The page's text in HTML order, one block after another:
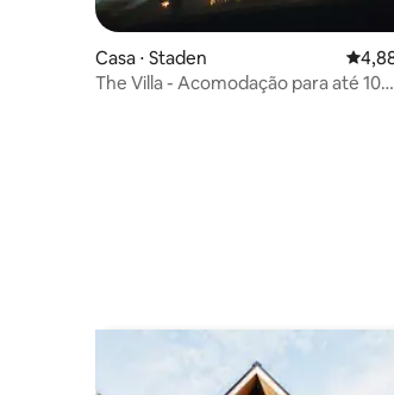
Casa ⋅ Staden 4,88
The Villa - Acomodação para até 10